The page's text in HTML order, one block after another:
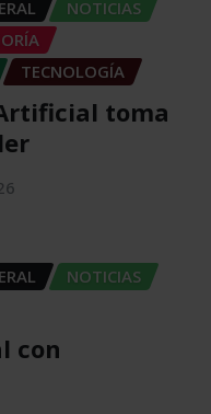
NOTICIAS
TECNOLOGÍA
toma
NOTICIAS
con